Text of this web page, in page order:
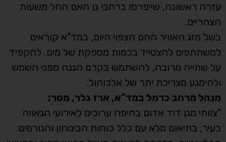
עזרה ראשונה, שייפרסו ברחבי גן האם החל משעות
הצהריים.
בשל מזג האוויר החם הצפוי היום, במד"א קוראים
למשתתפים להצטייד בכמות מספקת של מים, להקפיד
על שתייה מרובה, להשתמש בקרם הגנה מפני השמש
ולהימנע מצריכת יתר של אלכוהול.
מנהל מרחב כרמל במד"א, ארז גלר, מסר:
"צוותי מגן דוד אדום בחיפה ערוכים לאירועי הגאווה
בעיר, בתיאום מלא עם כלל כוחות הביטחון והגורמים